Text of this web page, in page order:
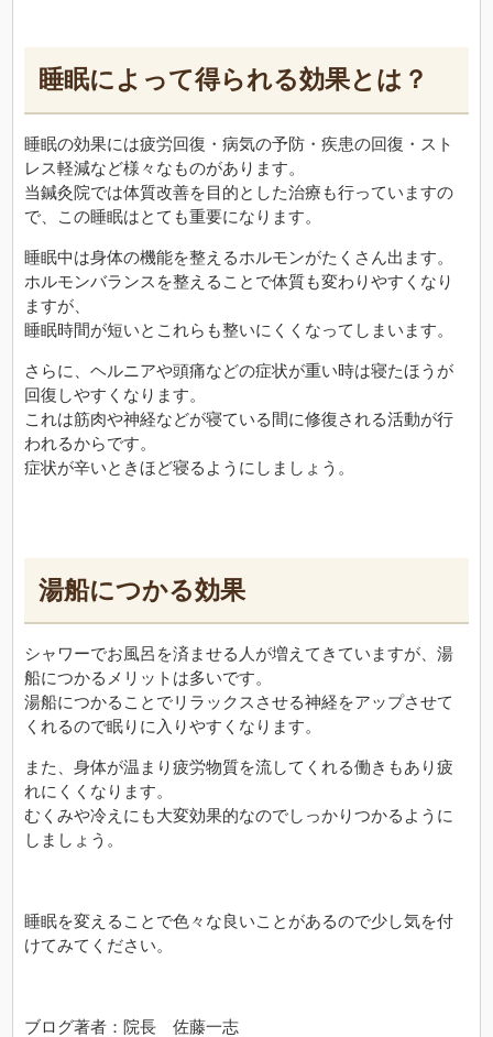
睡眠によって得られる効果とは？
睡眠の効果には疲労回復・病気の予防・疾患の回復・スト
レス軽減など様々なものがあります。
当鍼灸院では体質改善を目的とした治療も行っていますの
で、この睡眠はとても重要になります。
睡眠中は身体の機能を整えるホルモンがたくさん出ます。
ホルモンバランスを整えることで体質も変わりやすくなり
ますが、
睡眠時間が短いとこれらも整いにくくなってしまいます。
さらに、ヘルニアや頭痛などの症状が重い時は寝たほうが
回復しやすくなります。
これは筋肉や神経などが寝ている間に修復される活動が行
われるからです。
症状が辛いときほど寝るようにしましょう。
湯船につかる効果
シャワーでお風呂を済ませる人が増えてきていますが、湯
船につかるメリットは多いです。
湯船につかることでリラックスさせる神経をアップさせて
くれるので眠りに入りやすくなります。
また、身体が温まり疲労物質を流してくれる働きもあり疲
れにくくなります。
むくみや冷えにも大変効果的なのでしっかりつかるように
しましょう。
睡眠を変えることで色々な良いことがあるので少し気を付
けてみてください。
ブログ著者：院長 佐藤一志